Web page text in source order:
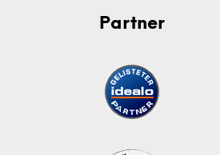
Partner